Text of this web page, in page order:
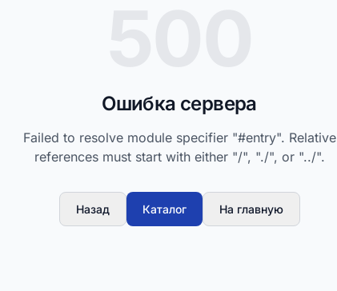
Ошибка сервера
Failed to resolve module specifier "#entry". Relative
references must start with either "/", "./", or "../".
Назад Каталог На главную